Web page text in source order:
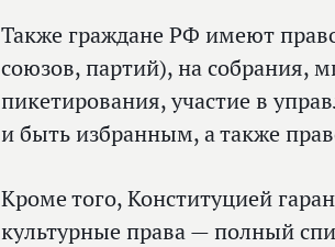
Также граждане РФ имеют
союзов, партий), на собрания,
пикетирования, участие в
и быть избранным, а также
Кроме того, Конституцией
культурные права — полный